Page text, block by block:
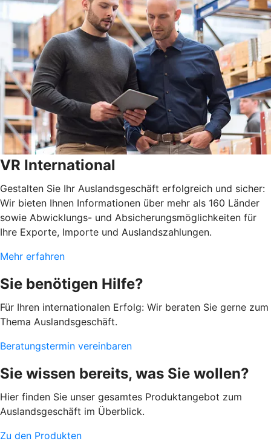
VR International
Gestalten Sie Ihr Auslandsgeschäft erfolgreich und sicher:
Wir bieten Ihnen Informationen über mehr als 160 Länder
sowie Abwicklungs- und Absicherungsmöglichkeiten für
Ihre Exporte, Importe und Auslandszahlungen.
Mehr erfahren
Sie benötigen Hilfe?
Für Ihren internationalen Erfolg: Wir beraten Sie gerne zum
Thema Auslandsgeschäft.
Beratungstermin vereinbaren
Sie wissen bereits, was Sie wollen?
Hier finden Sie unser gesamtes Produktangebot zum
Auslandsgeschäft im Überblick.
Zu den Produkten